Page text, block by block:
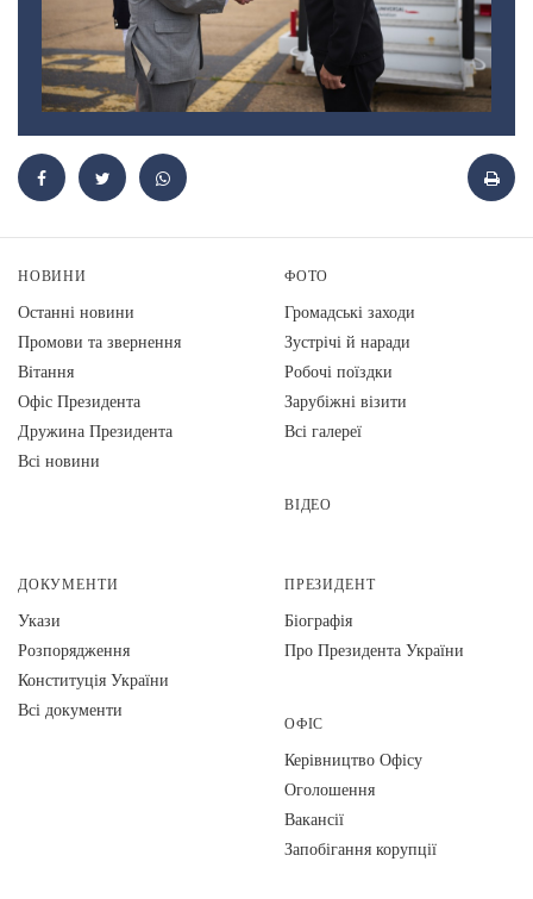
НОВИНИ
Останні новини
Промови та звернення
Вiтання
Офіс Президента
Дружина Президента
Всі новини
ФОТО
Громадські заходи
Зустрічі й наради
Робочі поїздки
Зарубіжні візити
Всі галереї
ВІДЕО
ДОКУМЕНТИ
Укази
Розпорядження
Конституція України
Всі документи
ПРЕЗИДЕНТ
Біографія
Про Президента України
ОФІС
Керівництво Офісу
Оголошення
Вакансії
Запобігання корупції